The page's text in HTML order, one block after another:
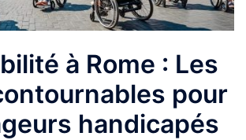
à Rome : Les
pour
handicapés